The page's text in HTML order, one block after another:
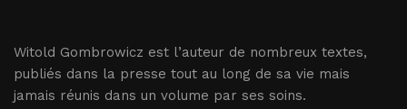
Witold Gombrowicz est l’auteur de nombreux textes,
publiés dans la presse tout au long de sa vie mais
jamais réunis dans un volume par ses soins.